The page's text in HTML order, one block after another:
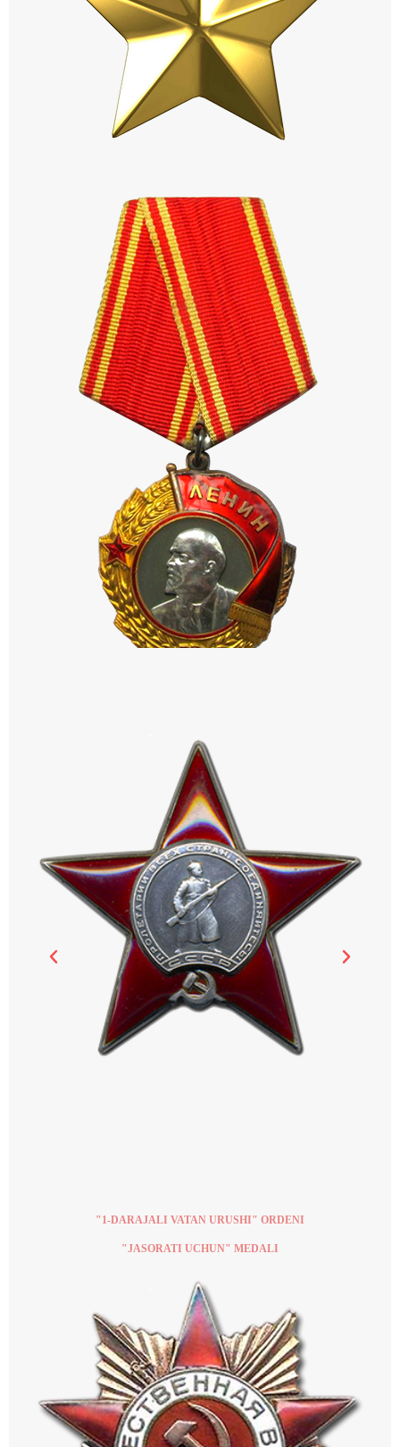
"1-DARAJALI VATAN URUSHI" ORDENI
"JASORATI UCHUN" MEDALI